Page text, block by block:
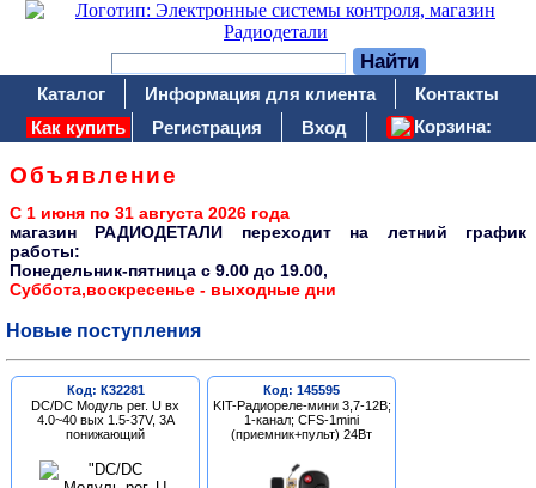
Каталог Информация для клиента
Контакты
Как купить
Регистрация Вход Корзина:
Объявление
С 1 июня по 31 августа 2026 года
магазин РАДИОДЕТАЛИ переходит на летний график
работы:
Понедельник-пятница c 9.00 до 19.00,
Суббота,воскресенье - выходные дни
Новые поступления
Код: К32281
DC/DC Модуль рег. U вх
4.0~40 вых 1.5-37V, 3A
понижающий
Код: 145595
KIT-Радиореле-мини 3,7-12В;
1-канал; CFS-1mini
(приемник+пульт) 24Вт